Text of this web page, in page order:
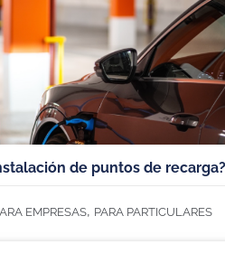
de puntos de recarga?
EMPRESAS, PARA PARTICULARES
de cargadores
Fiat
Tesla
MG4
Dacia